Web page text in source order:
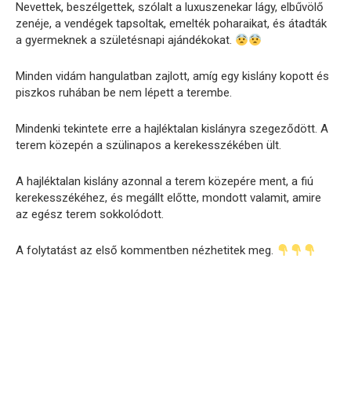
Nevettek, beszélgettek, szólalt a luxuszenekar lágy, elbűvölő
zenéje, a vendégek tapsoltak, emelték poharaikat, és átadták
a gyermeknek a születésnapi ajándékokat.
Minden vidám hangulatban zajlott, amíg egy kislány kopott és
piszkos ruhában be nem lépett a terembe.
Mindenki tekintete erre a hajléktalan kislányra szegeződött. A
terem közepén a szülinapos a kerekesszékében ült.
A hajléktalan kislány azonnal a terem közepére ment, a fiú
kerekesszékéhez, és megállt előtte, mondott valamit, amire
az egész terem sokkolódott.
A folytatást az első kommentben nézhetitek meg.